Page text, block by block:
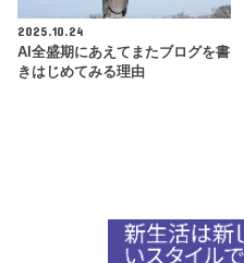
2025.10.24
AI全盛期にあえてまたブログを書
きはじめてみる理由